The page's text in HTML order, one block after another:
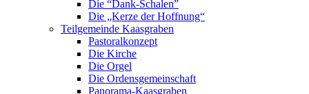
Die “Dank-Schalen”
Die „Kerze der Hoffnung“
Teilgemeinde Kaasgraben
Pastoralkonzept
Die Kirche
Die Orgel
Die Ordensgemeinschaft
Panorama-Kaasgraben